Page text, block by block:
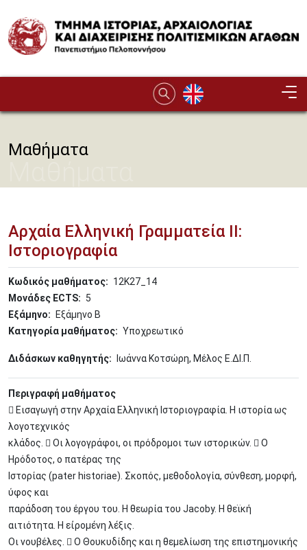
Image
Μαθήματα
Αρχαία Ελληνική Γραµµατεία ΙΙ:
Ιστοριογραφία
Κωδικός μαθήματος
12Κ27_14
Μονάδες ECTS
5
Εξάμηνο
Εξάμηνο Β
Κατηγορία μαθήματος
Υποχρεωτικό
Διδάσκων καθηγητής Ιωάννα Κοτσώρη, Μέλος Ε.ΔΙ.Π.
Περιγραφή μαθήματος
 Εισαγωγή στην Αρχαία Ελληνική Ιστοριογραφία. Η ιστορία ως
λογοτεχνικός
κλάδος.  Οι λογογράφοι, οι πρόδρομοι των ιστορικών.  Ο
Ηρόδοτος, ο πατέρας της
Ιστορίας (pater historiae). Σκοπός, μεθοδολογία, σύνθεση, μορφή,
ύφος και
παράδοση του έργου του. Η θεωρία του Jacoby. Η θεϊκή
αιτιότητα. Η εἰρομένη λέξις.
Οι νουβέλες.  Ο Θουκυδίδης και η θεμελίωση της επιστημονικής